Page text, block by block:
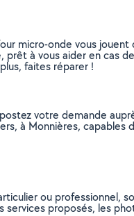
micro-onde vous jouent
à vous aider en cas
faites réparer !
votre demande
à Monnières, capables
ou professionnel,
proposés, les